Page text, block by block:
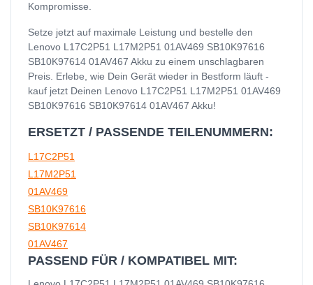
Kompromisse.
Setze jetzt auf maximale Leistung und bestelle den
Lenovo L17C2P51 L17M2P51 01AV469 SB10K97616
SB10K97614 01AV467 Akku zu einem unschlagbaren
Preis. Erlebe, wie Dein Gerät wieder in Bestform läuft -
kauf jetzt Deinen Lenovo L17C2P51 L17M2P51 01AV469
SB10K97616 SB10K97614 01AV467 Akku!
ERSETZT / PASSENDE TEILENUMMERN:
L17C2P51
L17M2P51
01AV469
SB10K97616
SB10K97614
01AV467
PASSEND FÜR / KOMPATIBEL MIT: